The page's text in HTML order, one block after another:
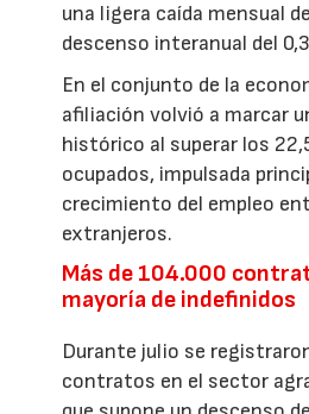
una ligera caída mensual
descenso interanual del
En el conjunto de la
afiliación volvió a marcar
histórico al superar los
ocupados, impulsada
crecimiento del empleo
extranjeros.
Más de 104.000
mayoría de indefinidos
Durante julio se
contratos en el sector